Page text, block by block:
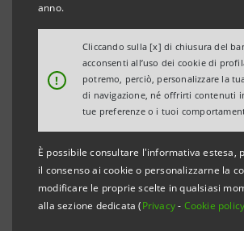
anno.
!
Cliccando sulla [x] di chiusura del
acconsenti all’uso dei cookie di
potremo, perciò, personalizzare la
di navigazione, né offrirti contenuti
tue preferenze o i tuoi
È possibile consultare l'informativa estesa,
il consenso ai cookie o personalizzarne la
modificare le proprie scelte in qualsiasi
alla sezione dedicata (Privacy- Cookie
XIII edizione
dell’Osservatorio
e Terzo Settore